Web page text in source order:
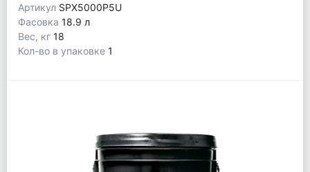
Артикул SPX5000P5U
Фасовка 18.9 л
Вес, кг 18
Кол-во в упаковке 1